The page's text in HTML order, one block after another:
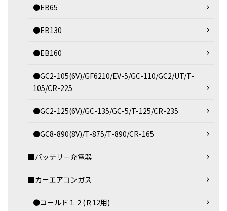
●EB65
●EB130
●EB160
●GC2-105(6V)/GF6210/EV-5/GC-110/GC2/UT/T-
105/CR-225
●GC2-125(6V)/GC-135/GC-5/T-125/CR-235
●GC8-890(8V)/T-875/T-890/CR-165
■バッテリー充電器
■カーエアコンガス
●コールド１２(Ｒ12用)